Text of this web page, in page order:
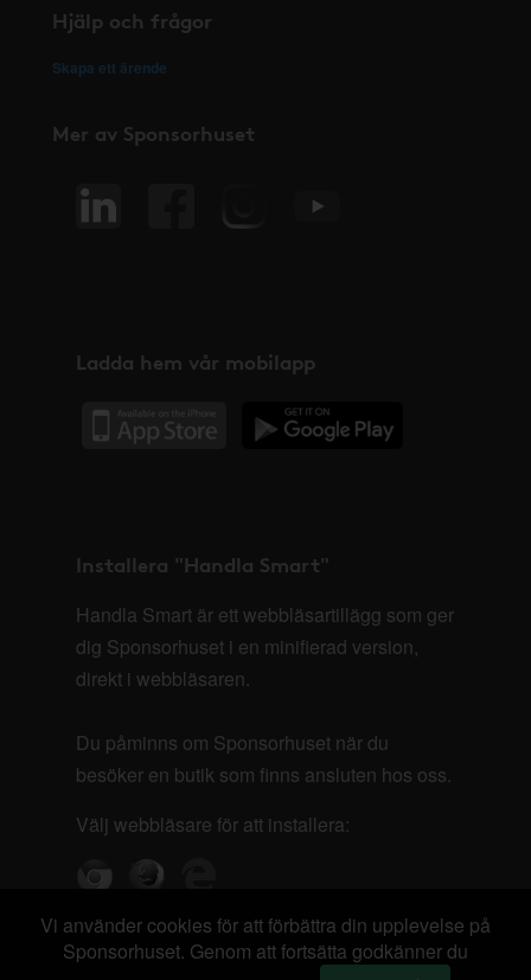
Hjälp och frågor
Skapa ett ärende
Mer av Sponsorhuset
Ladda hem vår mobilapp
Installera "Handla Smart"
Handla Smart är ett webbläsartillägg som ger
dig Sponsorhuset i en minifierad version,
direkt i webbläsaren.
Du påminns om Sponsorhuset när du
besöker en butik som finns ansluten hos oss.
Välj webbläsare för att installera:
Vi använder cookies för att förbättra din upplevelse på
Sponsorhuset. Genom att fortsätta godkänner du